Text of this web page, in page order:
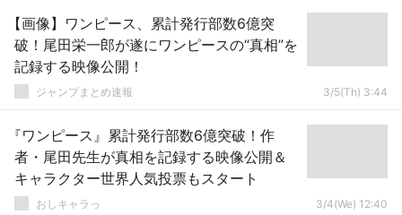
【画像】ワンピース、累計発行部数6億突
破！尾田栄一郎が遂にワンピースの“真相”を
記録する映像公開！
ジャンプまとめ速報 3/5(Th) 3:44
『ワンピース』累計発行部数6億突破！作
者・尾田先生が真相を記録する映像公開＆
キャラクター世界人気投票もスタート
おしキャラっ 3/4(We) 12:40